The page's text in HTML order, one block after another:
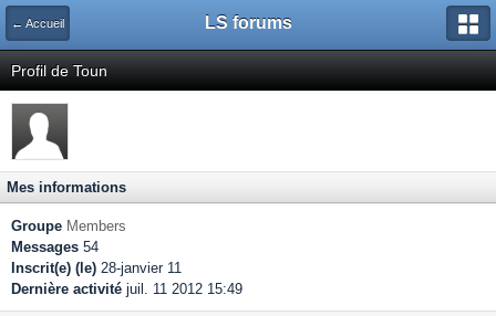
← Accueil LS forums
Profil de Toun
Mes informations
Groupe Members
Messages 54
Inscrit(e) (le) 28-janvier 11
Dernière activité juil. 11 2012 15:49